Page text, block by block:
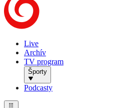
Live
Archív
TV program
Športy
Podcasty